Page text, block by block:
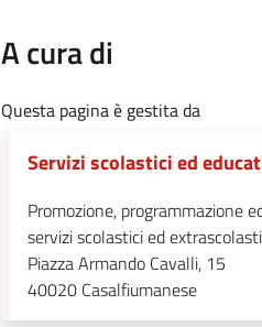
A cura di
Questa pagina è gestita da
Servizi scolastici ed
Promozione, programmazione
servizi scolastici ed
Piazza Armando Cavalli, 15
40020 Casalfiumanese